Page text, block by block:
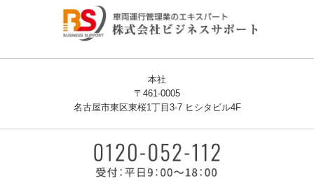
本社
〒461-0005
名古屋市東区東桜1丁目3-7 ヒシタビル4F